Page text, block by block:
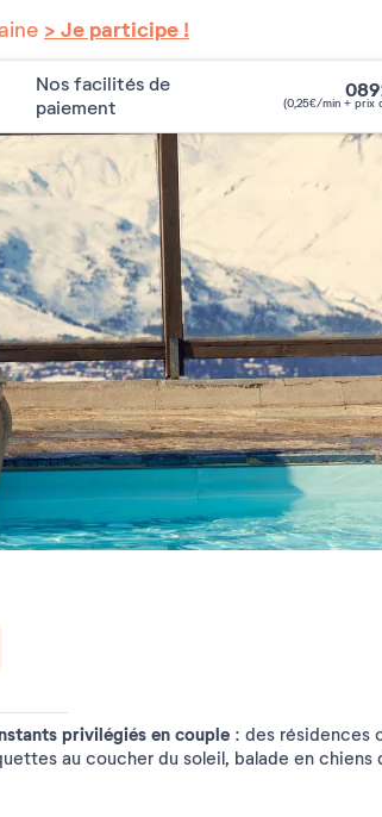
> Je participe !
Nos facilités de
paiement
(0,25€/min + prix
privilégiés en couple: des résidences
au coucher du soleil, balade en chiens
temps